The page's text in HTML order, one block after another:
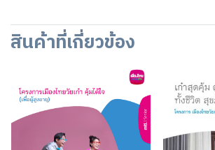
สินค้าที่เกี่ยวข้อง